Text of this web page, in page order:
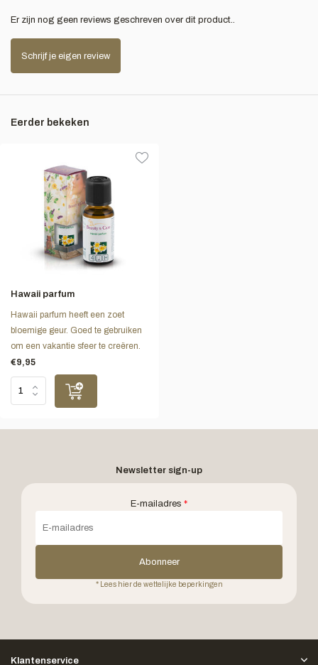
Er zijn nog geen reviews geschreven over dit product..
Schrijf je eigen review
Eerder bekeken
Hawaii parfum
Hawaii parfum heeft een zoet
bloemige geur. Goed te gebruiken
om een vakantie sfeer te creëren.
€9,95
Newsletter sign-up
E-mailadres *
Abonneer
* Lees hier de wettelijke beperkingen
Klantenservice